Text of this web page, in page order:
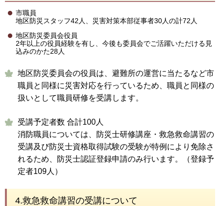
市職員
地区防災スタッフ42人、災害対策本部従事者30人の計72人
地区防災委員会役員
2年以上の役員経験を有し、今後も委員会でご活躍いただける見
込みのかた28人
地区防災委員会の役員は、避難所の運営に当たるなど市
職員と同様に災害対応を行っているため、職員と同様の
扱いとして職員研修を受講します。
受講予定者数 合計100人
消防職員については、防災士研修講座・救急救命講習の
受講及び防災士資格取得試験の受験が特例により免除さ
れるため、防災士認証登録申請のみ行います。（登録予
定者109人）
4.救急救命講習の受講について